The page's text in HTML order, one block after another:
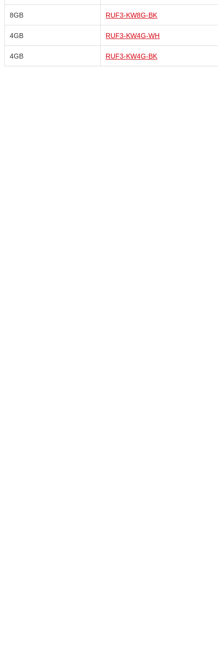
8GB RUF3-KW8G-BK
4GB RUF3-KW4G-WH
4GB RUF3-KW4G-BK